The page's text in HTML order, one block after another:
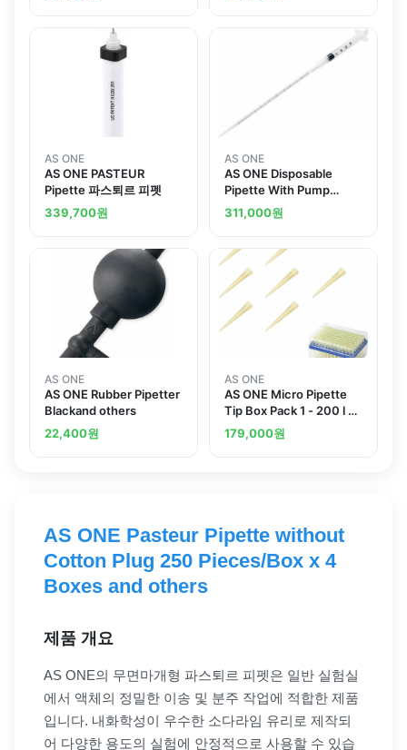
AS ONE
AS ONE PASTEUR
Pipette 파스퇴르 피펫
339,700원
AS ONE
AS ONE Disposable
Pipette With Pump
Pumpmatic R 5mL 25
Piecesand others
311,000원
AS ONE
AS ONE Rubber Pipetter
Blackand others
22,400원
AS ONE
AS ONE Micro Pipette
Tip Box Pack 1 - 200 l 96
Box x 10 Boxes
Yellowand others
179,000원
AS ONE Pasteur Pipette without
Cotton Plug 250 Pieces/Box x 4
Boxes and others
제품 개요
AS ONE의 무면마개형 파스퇴르 피펫은 일반 실험실
에서 액체의 정밀한 이송 및 분주 작업에 적합한 제품
입니다. 내화학성이 우수한 소다라임 유리로 제작되
어 다양한 용도의 실험에 안정적으로 사용할 수 있습